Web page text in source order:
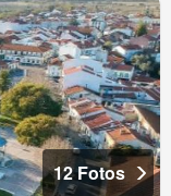
12 Fotos